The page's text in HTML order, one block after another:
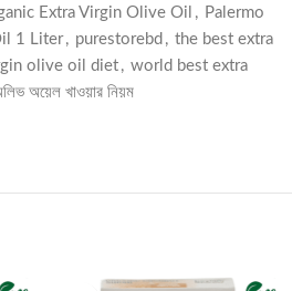
Extra Virgin Olive Oil , Palermo
1 Liter , purestorebd , the best extra
olive oil diet , world best extra
অয়েল খাওয়ার নিয়ম